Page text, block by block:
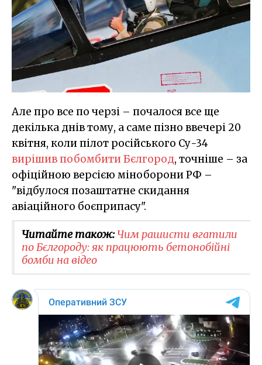
Але про все по черзі – почалося все ще
декілька днів тому, а саме пізно ввечері 20
квітня, коли пілот російського Су-34
вирішив побомбити Бєлгород, точніше – за
офіційною версією міноборони РФ –
"відбулося позаштатне скидання
авіаційного боєприпасу".
Читайте також:Чим рашисти вгатили
по Бєлгороду: як працюють бетонобійні
бомби на відео